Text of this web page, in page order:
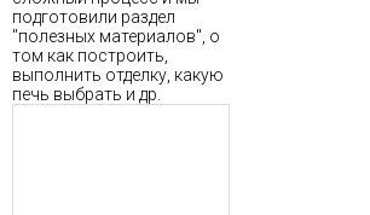
подготовили раздел
"полезных материалов", о
том как построить,
выполнить отделку, какую
печь выбрать и др.